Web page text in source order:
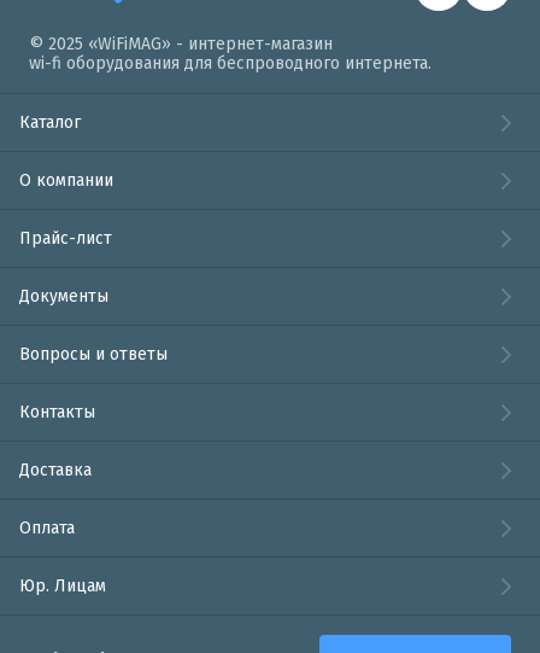
© 2025 «WiFiMAG» - интернет-магазин
wi-fi оборудования для беспроводного интернета.
Каталог
О компании
Прайс-лист
Документы
Вопросы и ответы
Контакты
Доставка
Оплата
Юр. Лицам